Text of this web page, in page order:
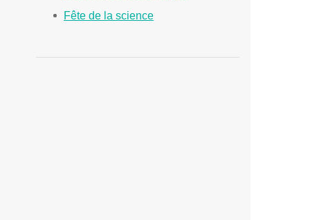
Fête de la science